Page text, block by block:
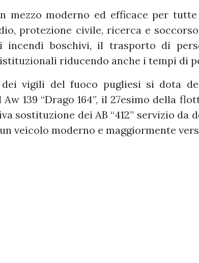
mezzo moderno ed efficace per
protezione civile, ricerca e
incendi boschivi, il trasporto di
riducendo anche i tempi di
vigili del fuoco pugliesi si dota
Aw 139 “Drago 164”, il 27esimo della
sostituzione dei AB “412” servizio da
veicolo moderno e maggiormente